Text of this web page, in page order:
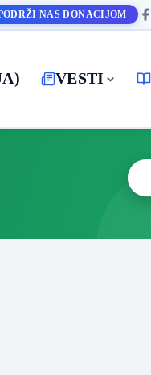
NAS DONACIJOM
VESTI